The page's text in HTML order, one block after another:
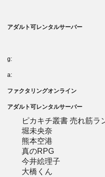
アダルト可レンタルサーバー
g:
a:
ファクタリングオンライン
アダルト可レンタルサーバー
ピカキチ叢書 売れ筋ラ
堀未央奈
熊本空港
真のRPG
今井絵理子
大橋くん